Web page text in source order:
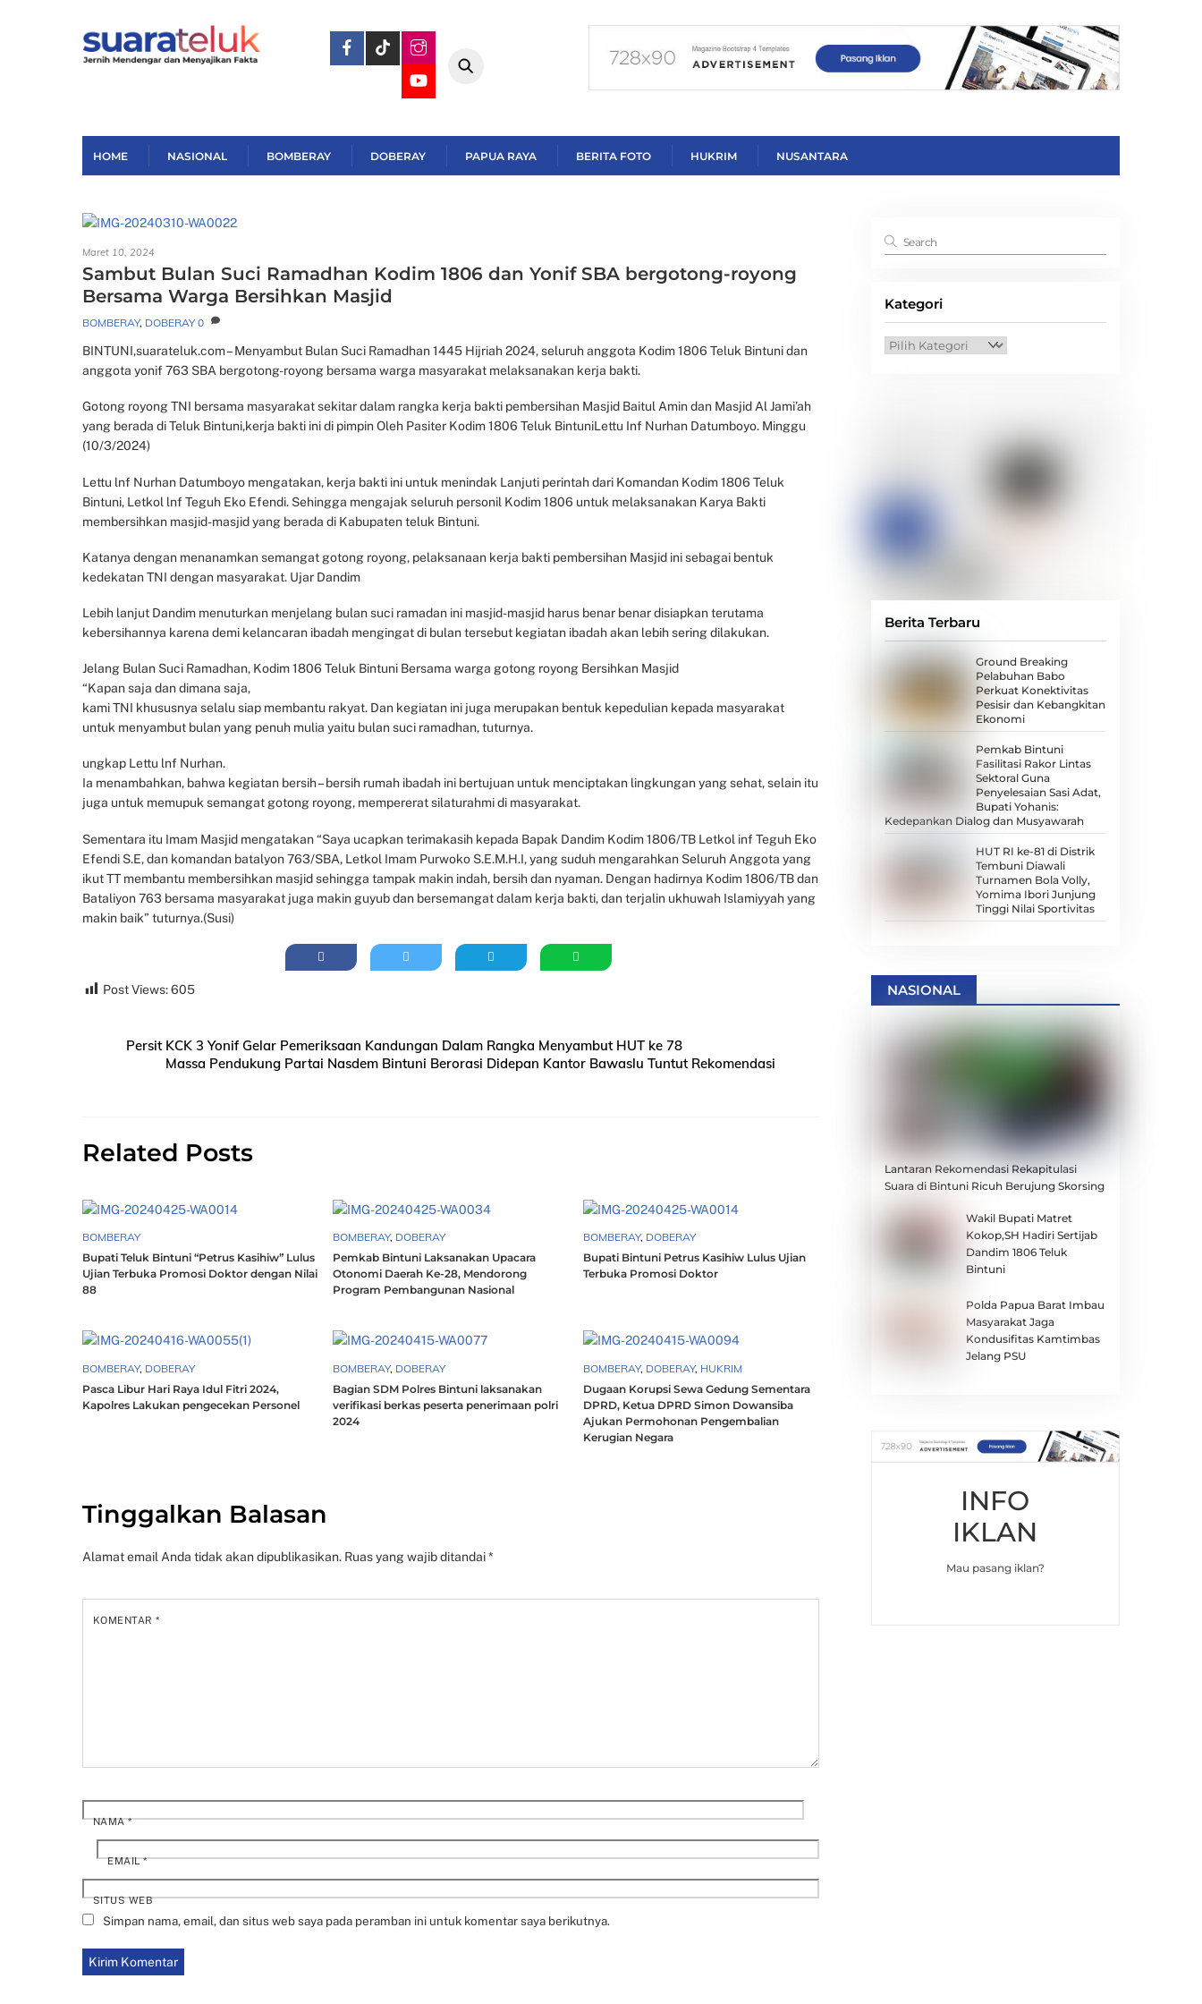
HOME NASIONAL BOMBERAY DOBERAY PAPUA RAYA BERITA FOTO HUKRIM NUSANTARA
Maret 10, 2024
Sambut Bulan Suci Ramadhan Kodim 1806 dan Yonif SBA bergotong-royong
Bersama Warga Bersihkan Masjid
BOMBERAY, DOBERAY 0
BINTUNI,suarateluk.com – Menyambut Bulan Suci Ramadhan 1445 Hijriah 2024, seluruh anggota Kodim 1806 Teluk Bintuni dan
anggota yonif 763 SBA bergotong-royong bersama warga masyarakat melaksanakan kerja bakti.
Gotong royong TNI bersama masyarakat sekitar dalam rangka kerja bakti pembersihan Masjid Baitul Amin dan Masjid Al Jami’ah
yang berada di Teluk Bintuni,kerja bakti ini di pimpin Oleh Pasiter Kodim 1806 Teluk BintuniLettu Inf Nurhan Datumboyo. Minggu
(10/3/2024)
Lettu lnf Nurhan Datumboyo mengatakan, kerja bakti ini untuk menindak Lanjuti perintah dari Komandan Kodim 1806 Teluk
Bintuni, Letkol lnf Teguh Eko Efendi. Sehingga mengajak seluruh personil Kodim 1806 untuk melaksanakan Karya Bakti
membersihkan masjid-masjid yang berada di Kabupaten teluk Bintuni.
Katanya dengan menanamkan semangat gotong royong, pelaksanaan kerja bakti pembersihan Masjid ini sebagai bentuk
kedekatan TNI dengan masyarakat. Ujar Dandim
Lebih lanjut Dandim menuturkan menjelang bulan suci ramadan ini masjid-masjid harus benar benar disiapkan terutama
kebersihannya karena demi kelancaran ibadah mengingat di bulan tersebut kegiatan ibadah akan lebih sering dilakukan.
Jelang Bulan Suci Ramadhan, Kodim 1806 Teluk Bintuni Bersama warga gotong royong Bersihkan Masjid
“Kapan saja dan dimana saja,
kami TNI khususnya selalu siap membantu rakyat. Dan kegiatan ini juga merupakan bentuk kepedulian kepada masyarakat
untuk menyambut bulan yang penuh mulia yaitu bulan suci ramadhan, tuturnya.
ungkap Lettu lnf Nurhan.
Ia menambahkan, bahwa kegiatan bersih – bersih rumah ibadah ini bertujuan untuk menciptakan lingkungan yang sehat, selain itu
juga untuk memupuk semangat gotong royong, mempererat silaturahmi di masyarakat.
Sementara itu Imam Masjid mengatakan “Saya ucapkan terimakasih kepada Bapak Dandim Kodim 1806/TB Letkol inf Teguh Eko
Efendi S.E, dan komandan batalyon 763/SBA, Letkol Imam Purwoko S.E.M.H.I, yang suduh mengarahkan Seluruh Anggota yang
ikut TT membantu membersihkan masjid sehingga tampak makin indah, bersih dan nyaman. Dengan hadirnya Kodim 1806/TB dan
Bataliyon 763 bersama masyarakat juga makin guyub dan bersemangat dalam kerja bakti, dan terjalin ukhuwah Islamiyyah yang
makin baik” tuturnya.(Susi)
Post Views:605
Persit KCK 3 Yonif Gelar Pemeriksaan Kandungan Dalam Rangka Menyambut HUT ke 78
Massa Pendukung Partai Nasdem Bintuni Berorasi Didepan Kantor Bawaslu Tuntut Rekomendasi
Related Posts
BOMBERAY
Bupati Teluk Bintuni “Petrus Kasihiw” Lulus
Ujian Terbuka Promosi Doktor dengan Nilai
88
BOMBERAY, DOBERAY
Pemkab Bintuni Laksanakan Upacara
Otonomi Daerah Ke-28, Mendorong
Program Pembangunan Nasional
BOMBERAY, DOBERAY
Bupati Bintuni Petrus Kasihiw Lulus Ujian
Terbuka Promosi Doktor
BOMBERAY, DOBERAY
Pasca Libur Hari Raya Idul Fitri 2024,
Kapolres Lakukan pengecekan Personel
BOMBERAY, DOBERAY
Bagian SDM Polres Bintuni laksanakan
verifikasi berkas peserta penerimaan polri
2024
BOMBERAY, DOBERAY, HUKRIM
Dugaan Korupsi Sewa Gedung Sementara
DPRD, Ketua DPRD Simon Dowansiba
Ajukan Permohonan Pengembalian
Kerugian Negara
Tinggalkan Balasan
Alamat email Anda tidak akan dipublikasikan. Ruas yang wajib ditandai*
KOMENTAR*
NAMA*
EMAIL*
SITUS WEB
Simpan nama, email, dan situs web saya pada peramban ini untuk komentar saya berikutnya.
Kategori
Kategori
Berita Terbaru
Ground Breaking
Pelabuhan Babo
Perkuat Konektivitas
Pesisir dan Kebangkitan
Ekonomi
Pemkab Bintuni
Fasilitasi Rakor Lintas
Sektoral Guna
Penyelesaian Sasi Adat,
Bupati Yohanis:
Kedepankan Dialog dan Musyawarah
HUT RI ke-81 di Distrik
Tembuni Diawali
Turnamen Bola Volly,
Yomima Ibori Junjung
Tinggi Nilai Sportivitas
NASIONAL
Lantaran Rekomendasi Rekapitulasi
Suara di Bintuni Ricuh Berujung Skorsing
Wakil Bupati Matret
Kokop,SH Hadiri Sertijab
Dandim 1806 Teluk
Bintuni
Polda Papua Barat Imbau
Masyarakat Jaga
Kondusifitas Kamtimbas
Jelang PSU
INFO
IKLAN
Mau pasang iklan?